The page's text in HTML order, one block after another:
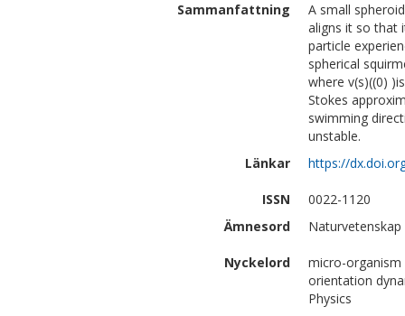
Sammanfattning
A small
aligns it so that
particle
spherical
where v(s)((0)
Stokes
swimming
unstable.
Länkar
https://
ISSN
0022-1120
Ämnesord
Nyckelord
micro-
orientation
Physics